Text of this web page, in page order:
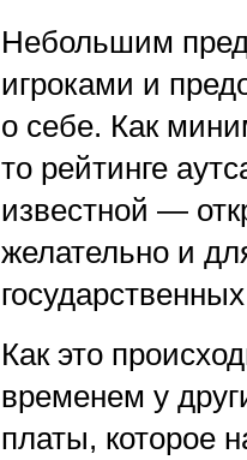
Небольшим
игроками и
о себе. Как
то рейтинге
известной —
желательно и
Как это
временем у
платы, которое